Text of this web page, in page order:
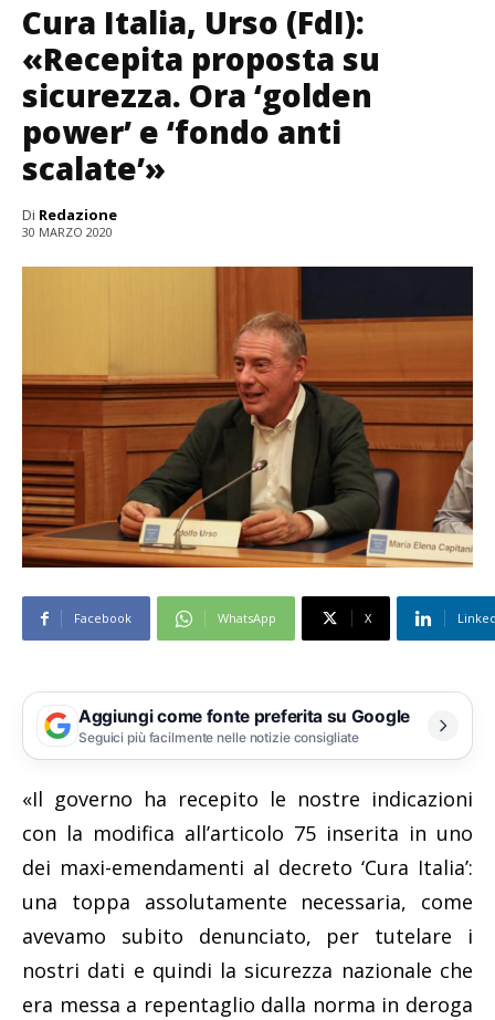
Cura Italia, Urso (FdI):
«Recepita proposta su
sicurezza. Ora ‘golden
power’ e ‘fondo anti
scalate’»
Di Redazione
30 MARZO 2020
Facebook WhatsApp X
Aggiungi come fonte preferita su Google
Seguici più facilmente nelle notizie consigliate
«Il governo ha recepito le nostre indicazioni
con la modifica all’articolo 75 inserita in uno
dei maxi-emendamenti al decreto ‘Cura Italia’:
una toppa assolutamente necessaria, come
avevamo subito denunciato, per tutelare i
nostri dati e quindi la sicurezza nazionale che
era messa a repentaglio dalla norma in deroga